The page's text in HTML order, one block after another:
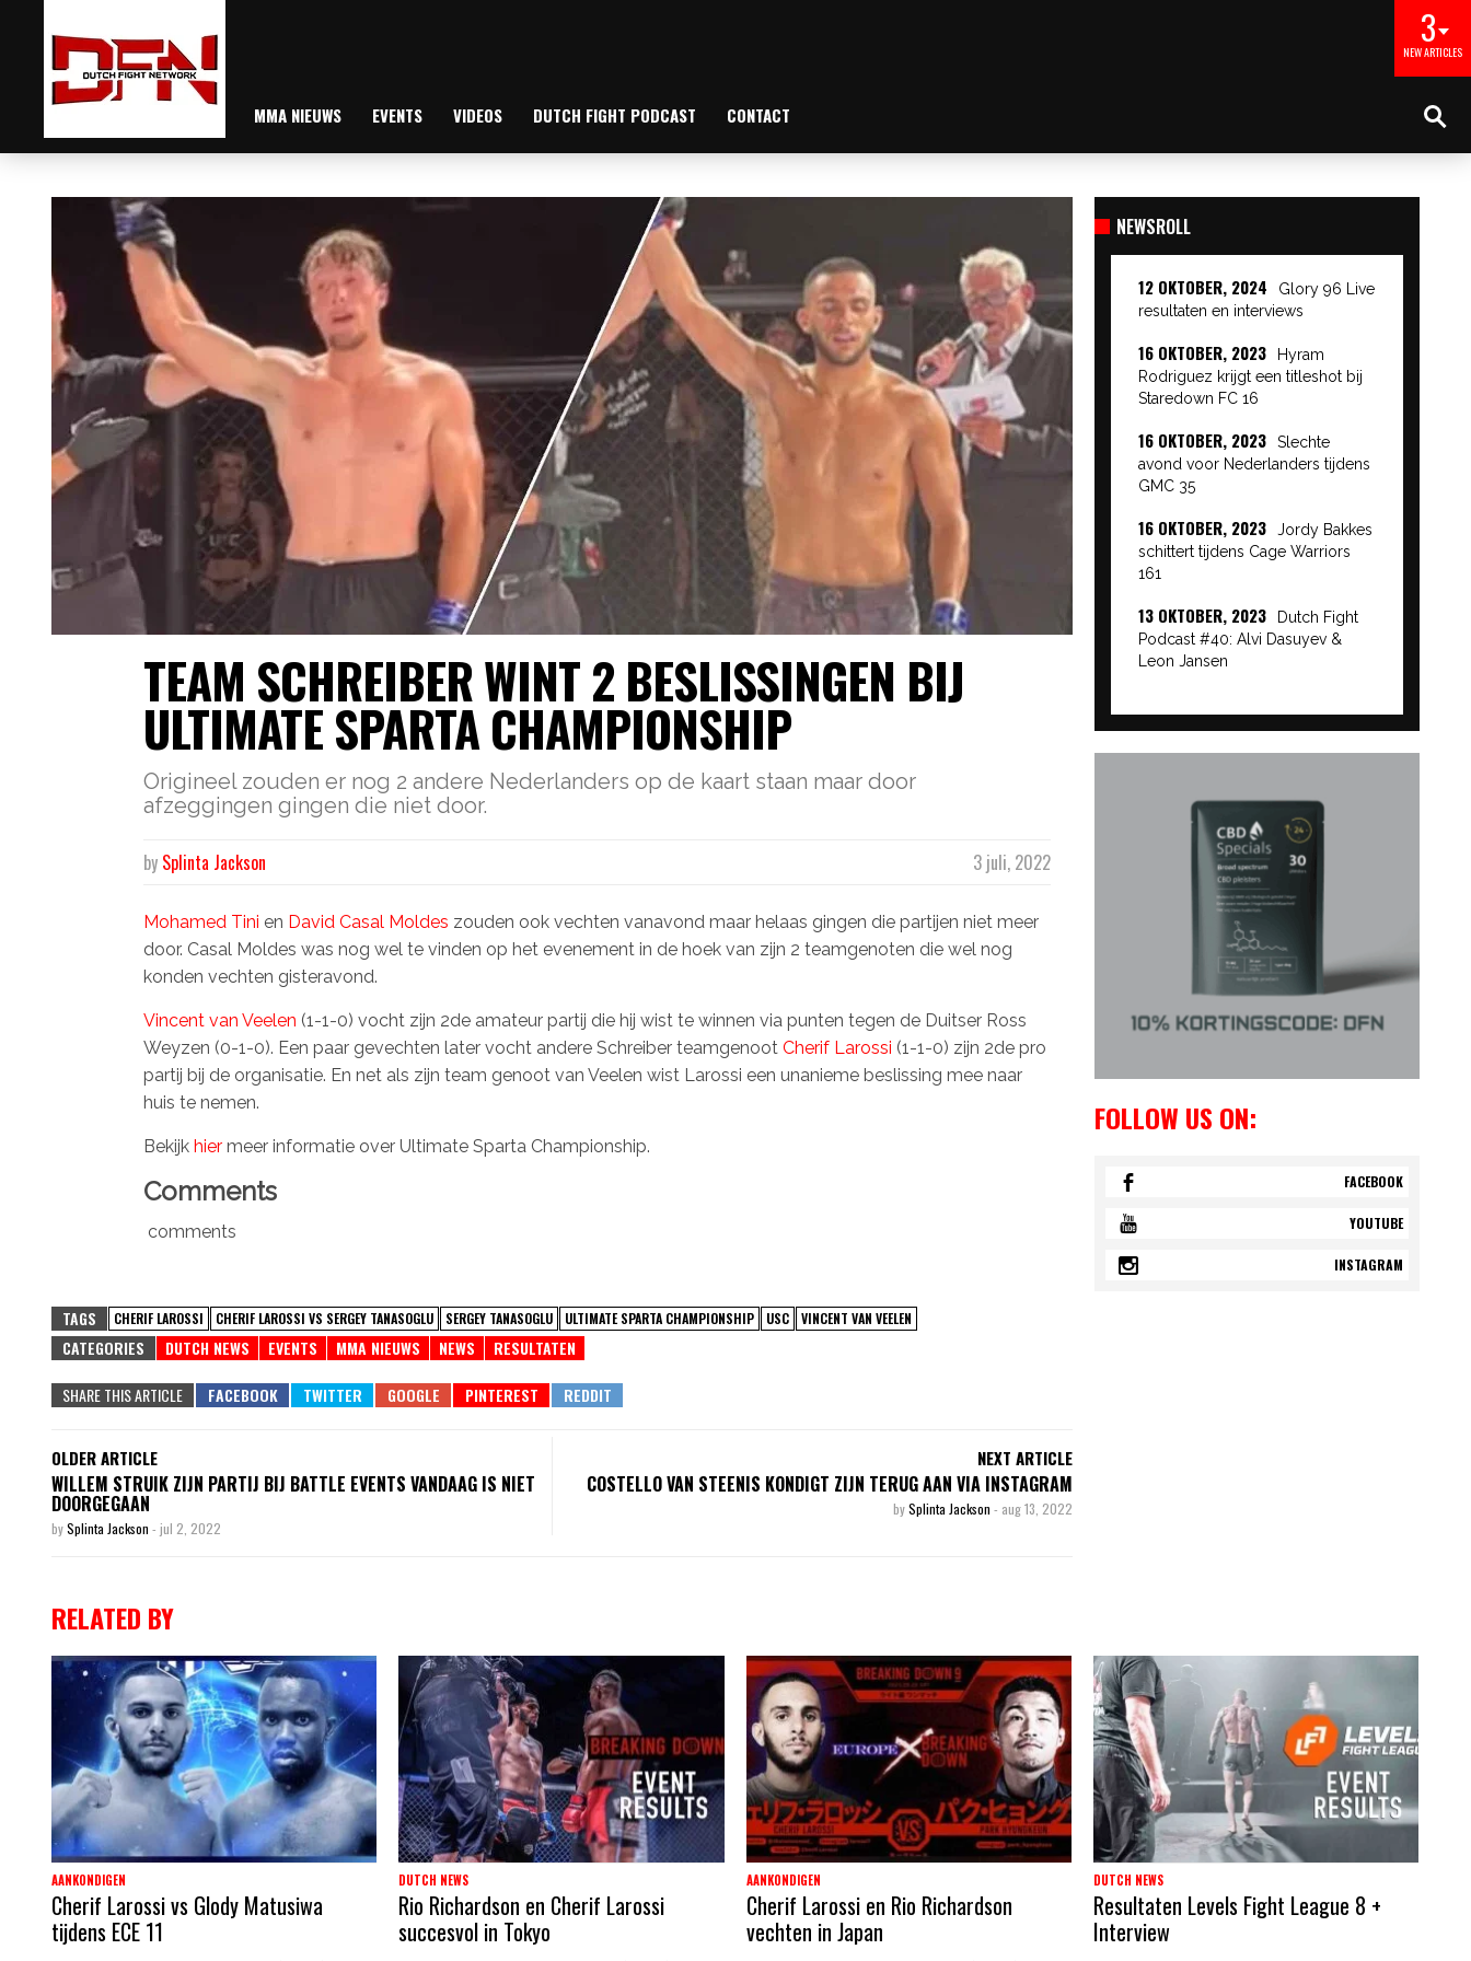
3
NEW ARTICLES
MMA NIEUWS EVENTS VIDEOS DUTCH FIGHT PODCAST CONTACT
TEAM SCHREIBER WINT 2 BESLISSINGEN BIJ
ULTIMATE SPARTA CHAMPIONSHIP
Origineel zouden er nog 2 andere Nederlanders op de kaart staan maar door
afzeggingen gingen die niet door.
3 juli, 2022
by Splinta Jackson
Mohamed Tini en David Casal Moldes zouden ook vechten vanavond maar helaas gingen die partijen niet meer
door. Casal Moldes was nog wel te vinden op het evenement in de hoek van zijn 2 teamgenoten die wel nog
konden vechten gisteravond.
Vincent van Veelen (1-1-0) vocht zijn 2de amateur partij die hij wist te winnen via punten tegen de Duitser Ross
Weyzen (0-1-0). Een paar gevechten later vocht andere Schreiber teamgenoot Cherif Larossi (1-1-0) zijn 2de pro
partij bij de organisatie. En net als zijn team genoot van Veelen wist Larossi een unanieme beslissing mee naar
huis te nemen.
Bekijk hier meer informatie over Ultimate Sparta Championship.
Comments
comments
TAGS CHERIF LAROSSI CHERIF LAROSSI VS SERGEY TANASOGLU SERGEY TANASOGLU ULTIMATE SPARTA CHAMPIONSHIP USC VINCENT VAN VEELEN
CATEGORIES DUTCH NEWS EVENTS MMA NIEUWS NEWS RESULTATEN
SHARE THIS ARTICLE
OLDER ARTICLE
WILLEM STRUIK ZIJN PARTIJ BIJ BATTLE EVENTS VANDAAG IS NIET
DOORGEGAAN
bySplinta Jackson - jul 2, 2022
NEXT ARTICLE
COSTELLO VAN STEENIS KONDIGT ZIJN TERUG AAN VIA INSTAGRAM
bySplinta Jackson - aug 13, 2022
NEWSROLL
12 OKTOBER, 2024
Glory 96 Live
resultaten en interviews
16 OKTOBER, 2023
Hyram
Rodriguez krijgt een titleshot bij
Staredown FC 16
16 OKTOBER, 2023
Slechte
avond voor Nederlanders tijdens
GMC 35
16 OKTOBER, 2023
Jordy Bakkes
schittert tijdens Cage Warriors
161
13 OKTOBER, 2023
Dutch Fight
Podcast #40: Alvi Dasuyev &
Leon Jansen
FOLLOW US ON:
FACEBOOK
YOUTUBE
INSTAGRAM
RELATED BY
AANKONDIGEN
Cherif Larossi vs Glody Matusiwa
tijdens ECE 11
DUTCH NEWS
Rio Richardson en Cherif Larossi
succesvol in Tokyo
AANKONDIGEN
Cherif Larossi en Rio Richardson
vechten in Japan
DUTCH NEWS
Resultaten Levels Fight League 8 +
Interview